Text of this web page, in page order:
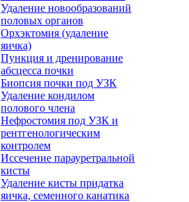
Удаление новообразований
половых органов
Орхэктомия (удаление
яичка)
Пункция и дренирование
абсцесса почки
Биопсия почки под УЗК
Удаление кондилом
полового члена
Нефростомия под УЗК и
рентгенологическим
контролем
Иссечение парауретральной
кисты
Удаление кисты придатка
яичка, семенного канатика